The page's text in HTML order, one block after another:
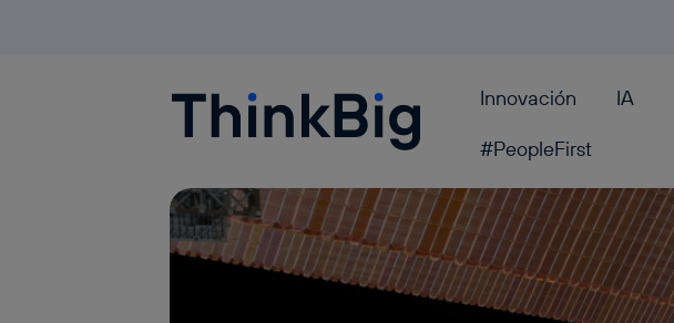
Blogthinkbig.com Innovación IA
#PeopleFirst